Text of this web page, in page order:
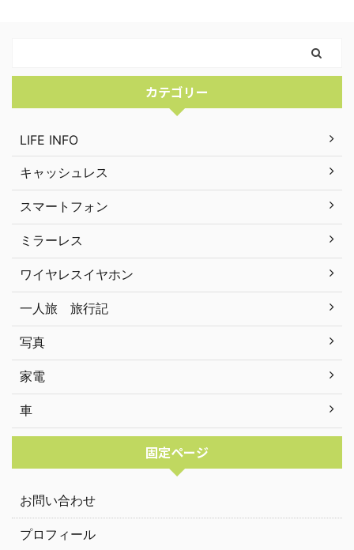
カテゴリー
LIFE INFO
キャッシュレス
スマートフォン
ミラーレス
ワイヤレスイヤホン
一人旅 旅行記
写真
家電
車
固定ページ
お問い合わせ
プロフィール